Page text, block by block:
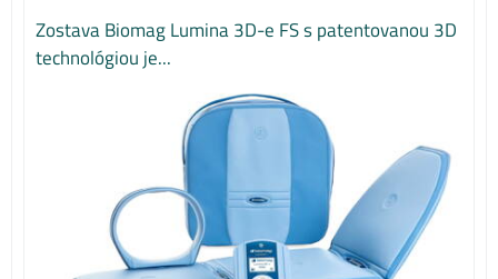
Zostava Biomag Lumina 3D-e FS s patentovanou 3D
technológiou je...